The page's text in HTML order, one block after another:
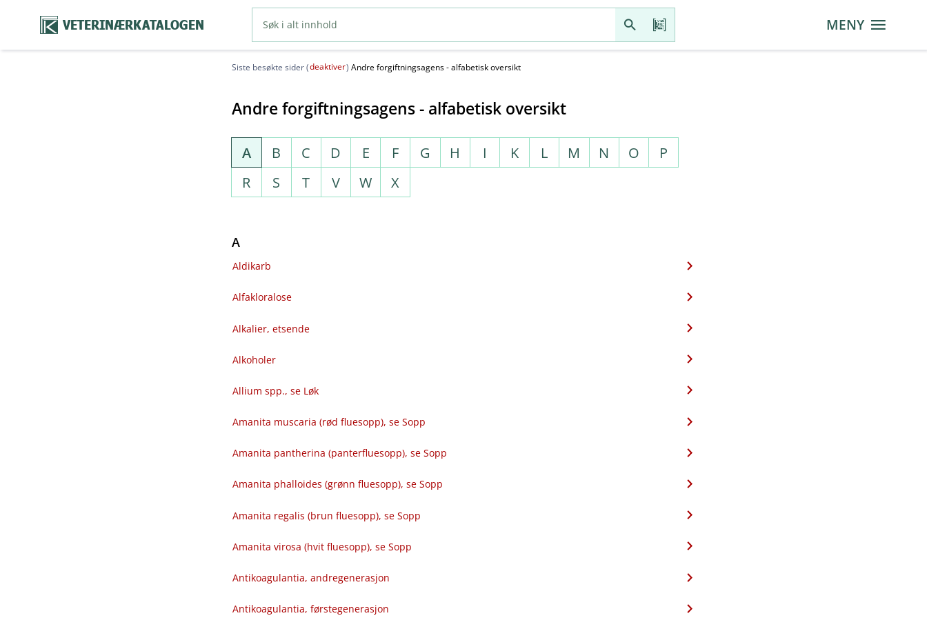
VETERINÆRKATALOGEN MENY
Siste besøkte sider (deaktiver) Andre forgiftningsagens - alfabetisk oversikt
Andre forgiftningsagens - alfabetisk oversikt
A B C D E F G H I K L M N O
P
R
S T V W X
A
Aldikarb
Alfakloralose
Alkalier, etsende
Alkoholer
Allium spp., se Løk
Amanita muscaria (rød fluesopp), se Sopp
Amanita pantherina (panterfluesopp), se Sopp
Amanita phalloides (grønn fluesopp), se Sopp
Amanita regalis (brun fluesopp), se Sopp
Amanita virosa (hvit fluesopp), se Sopp
Antikoagulantia, andregenerasjon
Antikoagulantia, førstegenerasjon